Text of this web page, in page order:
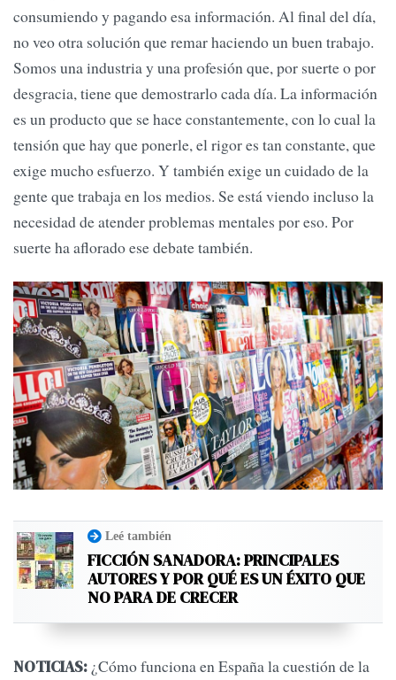
consumiendo y pagando esa información. Al final del día,
no veo otra solución que remar haciendo un buen trabajo.
Somos una industria y una profesión que, por suerte o por
desgracia, tiene que demostrarlo cada día. La información
es un producto que se hace constantemente, con lo cual la
tensión que hay que ponerle, el rigor es tan constante, que
exige mucho esfuerzo. Y también exige un cuidado de la
gente que trabaja en los medios. Se está viendo incluso la
necesidad de atender problemas mentales por eso. Por
suerte ha aflorado ese debate también.
Leé también
FICCIÓN SANADORA: PRINCIPALES
AUTORES Y POR QUÉ ES UN ÉXITO QUE
NO PARA DE CRECER
NOTICIAS: ¿Cómo funciona en España la cuestión de la